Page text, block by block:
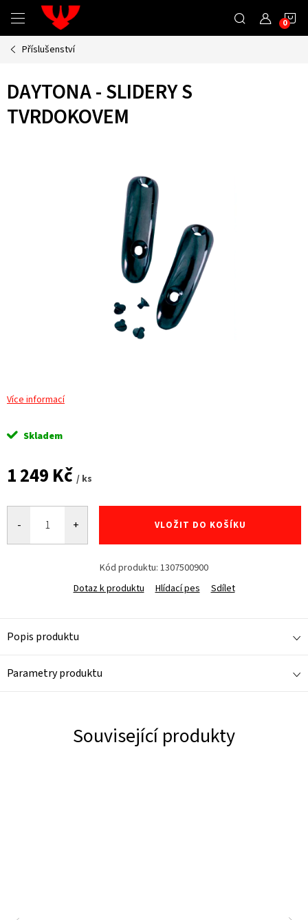
obsah
Příslušenství
DAYTONA - SLIDERY S
TVRDOKOVEM
Více informací
Skladem
1 249 Kč / ks
cena:
VLOŽIT DO KOŠÍKU
Kód produktu: 1307500900
Dotaz k produktu
Hlídací pes Sdílet
Popis produktu
Parametry produktu
Související produkty